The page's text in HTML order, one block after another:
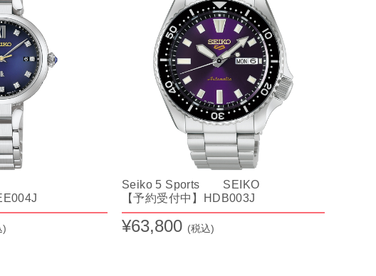
)
Seiko 5 Sports SEIKO
【予約受付中】HDB003J
¥63,800 (税込)